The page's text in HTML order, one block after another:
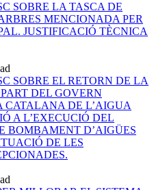
SOBRE LA TASCA DE
MENCIONADA PER
JUSTIFICACIÓ TÈCNICA
SOBRE EL RETORN DE LA
DEL GOVERN
CATALANA DE L’AIGUA
A L’EXECUCIÓ DEL
BOMBAMENT D’AIGÜES
DE LES